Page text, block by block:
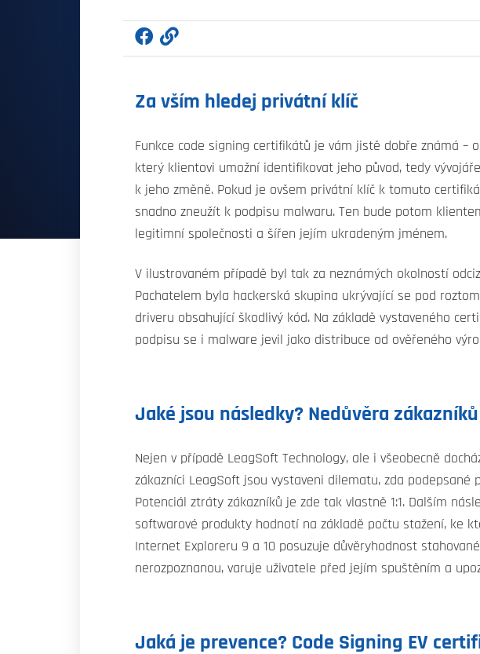
Za vším hledej privátní klíč
Funkce code signing certifikátů je vám jistě dobře známá
který klientovi umožní identifikovat jeho původ, tedy
k jeho změně. Pokud je ovšem privátní klíč k tomuto
snadno zneužít k podpisu malwaru. Ten bude potom
legitimní společnosti a šířen jejím ukradeným jménem.
V ilustrovaném případě byl tak za neznámých okolností
Pachatelem byla hackerská skupina ukrývající se pod
driveru obsahující škodlivý kód. Na základě vystaveného
podpisu se i malware jevil jako distribuce od ověřeného
Jaké jsou následky? Nedůvěra zákazníků
Nejen v případě LeagSoft Technology, ale i všeobecně
zákazníci LeagSoft jsou vystaveni dilematu, zda
Potenciál ztráty zákazníků je zde tak vlastně 1:1. Dalším
softwarové produkty hodnotí na základě počtu stažení, ke
Internet Exploreru 9 a 10 posuzuje důvěryhodnost
nerozpoznanou, varuje uživatele před jejím spuštěním a
Jaká je prevence? Code Signing EV